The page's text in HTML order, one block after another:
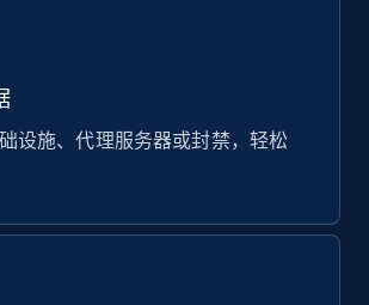
id, Title, Original price, Final price,
Currency, Description, and more.
46+ 立即购买
设施、代理服务器或封禁，轻松